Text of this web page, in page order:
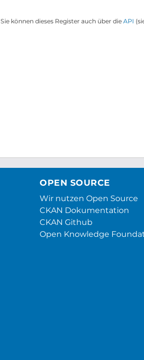
Sie können dieses Register auch über die API
OPEN SOURCE
Wir nutzen Open Source
CKAN Dokumentation
CKAN Github
Open Knowledge